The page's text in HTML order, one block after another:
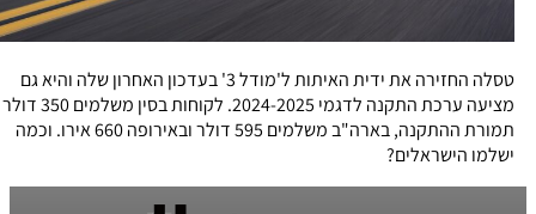
טסלה החזירה את ידית האיתות ל'מודל 3' בעדכון האחרון שלה והיא גם
מציעה ערכת התקנה לדגמי 2024-2025. לקוחות בסין משלמים 350 דולר
תמורת ההתקנה, בארה"ב משלמים 595 דולר ובאירופה 660 אירו. וכמה
ישלמו הישראלים?